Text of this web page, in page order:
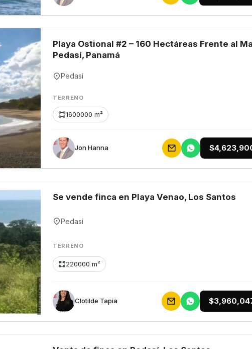
Playa Ostional #2 – 160 Hectáreas Frente al
Pedasí, Panamá
Pedasí
TERRENO
1600000 m²
Jon Hanna
Se vende finca en Playa Venao, Los Santos
Pedasí
TERRENO
220000 m²
Clotilde Tapia